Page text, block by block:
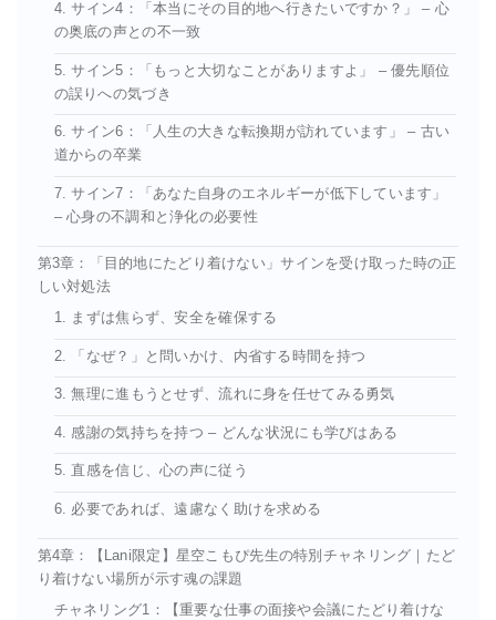
4. サイン4：「本当にその目的地へ行きたいですか？」 – 心
の奥底の声との不一致
5. サイン5：「もっと大切なことがありますよ」 – 優先順位
の誤りへの気づき
6. サイン6：「人生の大きな転換期が訪れています」 – 古い
道からの卒業
7. サイン7：「あなた自身のエネルギーが低下しています」
– 心身の不調和と浄化の必要性
第3章：「目的地にたどり着けない」サインを受け取った時の正
しい対処法
1. まずは焦らず、安全を確保する
2. 「なぜ？」と問いかけ、内省する時間を持つ
3. 無理に進もうとせず、流れに身を任せてみる勇気
4. 感謝の気持ちを持つ – どんな状況にも学びはある
5. 直感を信じ、心の声に従う
6. 必要であれば、遠慮なく助けを求める
第4章：【Lani限定】星空こもぴ先生の特別チャネリング｜たど
り着けない場所が示す魂の課題
チャネリング1：【重要な仕事の面接や会議にたどり着けな